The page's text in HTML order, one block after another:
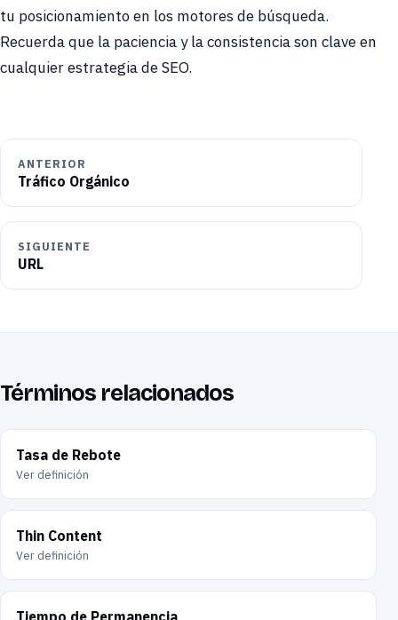
tu posicionamiento en los motores de búsqueda.
Recuerda que la paciencia y la consistencia son clave en
cualquier estrategia de SEO.
ANTERIOR
Tráfico Orgánico
SIGUIENTE
URL
Términos relacionados
Tasa de Rebote
Ver definición
Thin Content
Ver definición